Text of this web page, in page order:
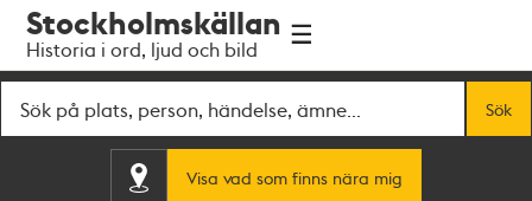
navigationen
huvudinnehållet
Stockholmskällan
Historia i ord, ljud och bild
Sök
Visa vad som finns nära mig